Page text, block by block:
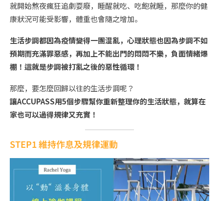
就開始熬夜瘋狂追劇耍廢，睡醒就吃、吃飽就睡，那麼你的健
康狀況可能受影響，體重也會隨之增加。
生活步調都因為疫情變得一團混亂，心理狀態也因為步調不如
預期而充滿罪惡感，再加上不能出門的悶悶不樂，負面情緒爆
棚！這就是步調被打亂之後的惡性循環！
那麼，要怎麼回歸以往的生活步調呢？
讓ACCUPASS用5個步驟幫你重新整理你的生活狀態，就算在
家也可以過得規律又充實！
STEP1 維持作息及規律運動